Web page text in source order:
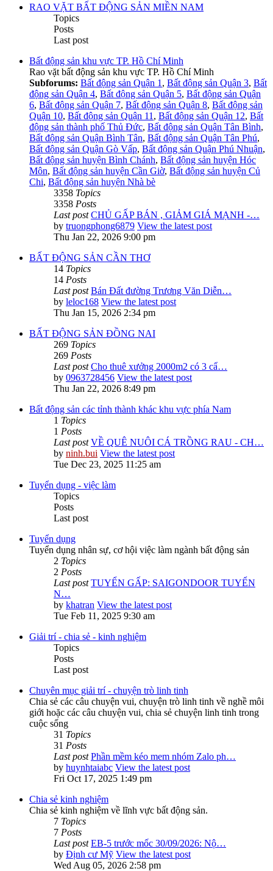
RAO VẶT BẤT ĐỘNG SẢN MIỀN NAM
Topics
Posts
Last post
Bất động sản khu vực TP. Hồ Chí Minh
Rao vặt bất động sản khu vực TP. Hồ Chí Minh
Subforums: Bất động sản Quận 1 , Bất động sản Quận 3, Bất
động sản Quận 4, Bất động sản Quận 5, Bất động sản Quận
6, Bất động sản Quận 7, Bất động sản Quận 8, Bất động sản
Quận 10, Bất động sản Quận 11 , Bất động sản Quận 12, Bất
động sản thành phố Thủ Đức, Bất động sản Quận Tân Bình,
Bất động sản Quận Bình Tân, Bất động sản Quận Tân Phú,
Bất động sản Quận Gò Vấp, Bất động sản Quận Phú Nhuận,
Bất động sản huyện Bình Chánh, Bất động sản huyện Hóc
Môn, Bất động sản huyện Cần Giờ, Bất động sản huyện Củ
Chi, Bất động sản huyện Nhà bè
3358 Topics
3358 Posts
Last post CHỦ GẤP BÁN , GIẢM GIÁ MẠNH -…
by truongphong6879 View the latest post
Thu Jan 22, 2026 9:00 pm
BẤT ĐỘNG SẢN CẦN THƠ
14 Topics
14 Posts
Last post Bán Đất đường Trương Văn Diễn…
by leloc168 View the latest post
Thu Jan 15, 2026 2:34 pm
BẤT ĐỘNG SẢN ĐỒNG NAI
269 Topics
269 Posts
Last post Cho thuê xưởng 2000m2 có 3 cẩ…
by 0963728456 View the latest post
Thu Jan 22, 2026 8:49 pm
Bất động sản các tỉnh thành khác khu vực phía Nam
1 Topics
1 Posts
Last post VỀ QUÊ NUÔI CÁ TRỒNG RAU - CH…
by ninh.bui View the latest post
Tue Dec 23, 2025 11:25 am
Tuyển dụng - việc làm
Topics
Posts
Last post
Tuyển dụng
Tuyển dụng nhân sự, cơ hội việc làm ngành bất động sản
2 Topics
2 Posts
Last post TUYỂN GẤP: SAIGONDOOR TUYỂN
N…
by khatran View the latest post
Tue Feb 11, 2025 9:30 am
Giải trí - chia sẻ - kinh nghiệm
Topics
Posts
Last post
Chuyên mục giải trí - chuyện trò linh tinh
Chia sẻ các câu chuyện vui, chuyện trò linh tinh về nghề môi
giới hoặc các câu chuyện vui, chia sẻ chuyện linh tinh trong
cuộc sống
31 Topics
31 Posts
Last post Phần mềm kéo mem nhóm Zalo ph…
by huynhtaiabc View the latest post
Fri Oct 17, 2025 1:49 pm
Chia sẻ kinh nghiệm
Chia sẻ kinh nghiệm về lĩnh vực bất động sản.
7 Topics
7 Posts
Last post EB-5 trước mốc 30/09/2026: Nộ…
by Định cư Mỹ View the latest post
Wed Aug 05, 2026 2:58 pm